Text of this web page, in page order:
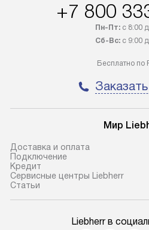
+7 800
Пн-Пт:с 8:00
Сб-Вс:с 9:00
Бесплатно по
Мир
Доставка и оплата
Подключение
Кредит
Сервисные центры Liebherr
Cтатьи
Liebherr в